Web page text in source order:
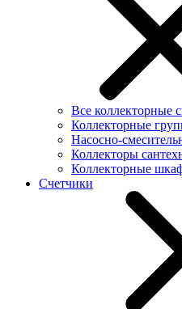
Все коллекторные
Коллекторные
Насосно-
Коллекторы
Коллекторные
Счетчики